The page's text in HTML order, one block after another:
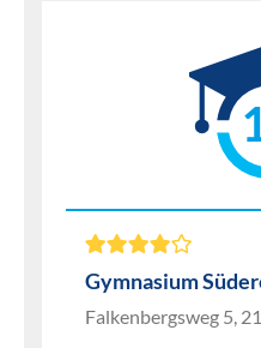
Gymnasium
Falkenbergsweg 5,